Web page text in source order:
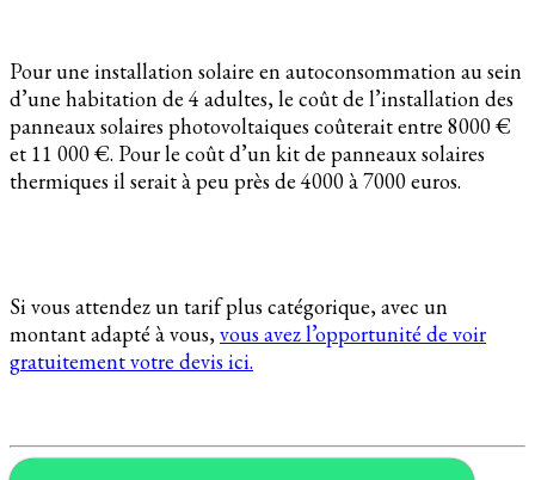
Pour une installation solaire en autoconsommation au sein
d’une habitation de 4 adultes, le coût de l’installation des
panneaux solaires photovoltaiques coûterait entre 8000 €
et 11 000 €. Pour le coût d’un kit de panneaux solaires
thermiques il serait à peu près de 4000 à 7000 euros.
Si vous attendez un tarif plus catégorique, avec un
montant adapté à vous,vous avez l’opportunité de voir
gratuitement votre devis ici.